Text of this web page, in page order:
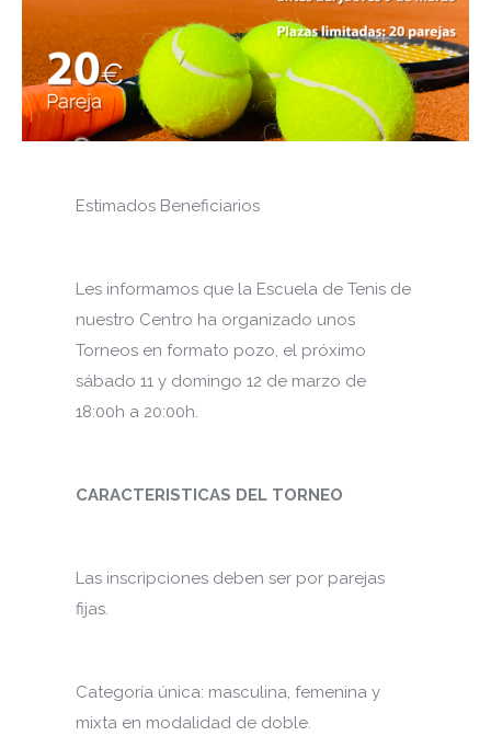
Estimados Beneficiarios
Les informamos que la Escuela de Tenis de
nuestro Centro ha organizado unos
Torneos en formato pozo, el próximo
sábado 11 y domingo 12 de marzo de
18:00h a 20:00h.
CARACTERISTICAS DEL TORNEO
Las inscripciones deben ser por parejas
fijas.
Categoría única: masculina, femenina y
mixta en modalidad de doble.